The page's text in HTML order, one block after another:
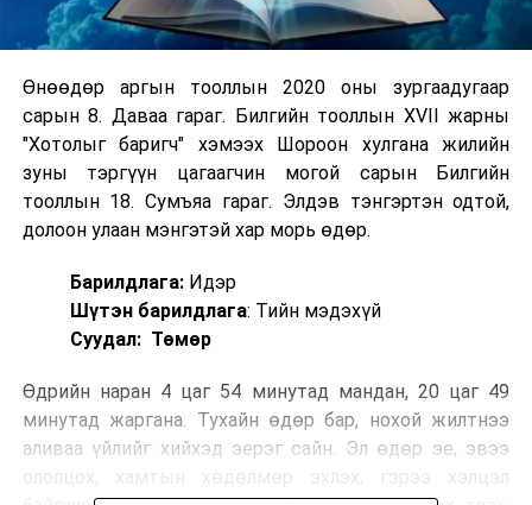
Өнөөдөр аргын тооллын 2020 оны зургаадугаар
сарын 8. Даваа гараг. Билгийн тооллын XVII жарны
"Хотолыг баригч" хэмээх Шороон хулгана жилийн
зуны тэргүүн цагаагчин могой сарын Билгийн
тооллын 18. Сумъяа гараг. Элдэв тэнгэртэн одтой,
долоон улаан мэнгэтэй хар морь өдөр.
Барилдлага: Идэр
Шүтэн барилдлага: Тийн мэдэхүй
Суудал: Төмөр
Өдрийн наран 4 цаг 54 минутад мандан, 20 цаг 49
минутад жаргана. Тухайн өдөр бар, нохой жилтнээ
аливаа үйлийг хийхэд эерэг сайн. Эл өдөр эе, эвээ